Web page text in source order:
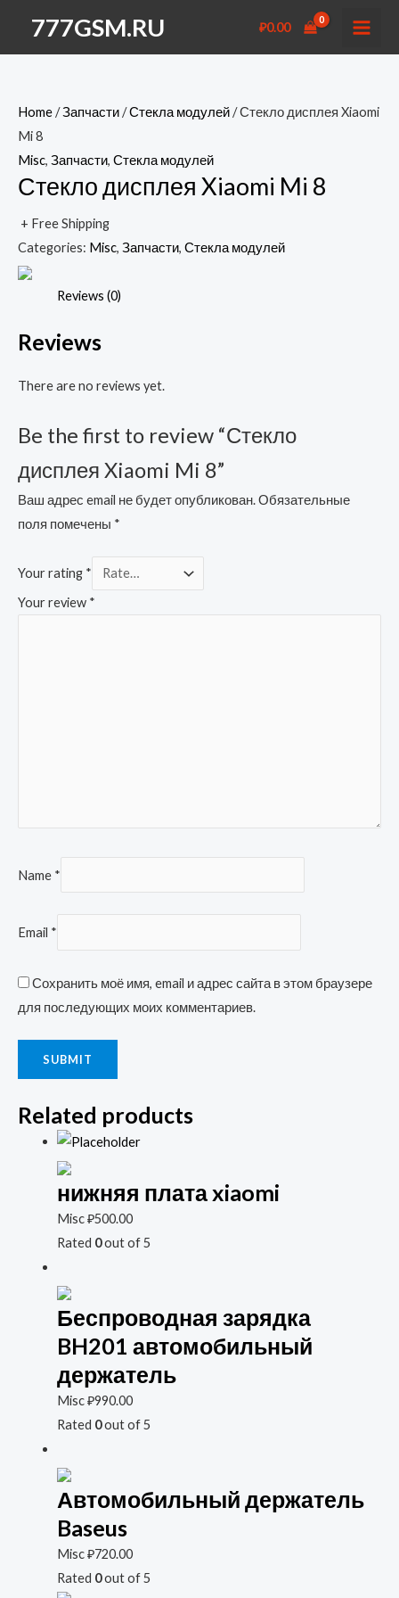
содержимому
777GSM.RU ₽0.00
Home/Запчасти/Стекла модулей/ Стекло дисплея Xiaomi
Mi 8
Misc, Запчасти, Стекла модулей
Стекло дисплея Xiaomi Mi 8
+ Free Shipping
Categories: Misc, Запчасти, Стекла модулей
Reviews (0)
Reviews
There are no reviews yet.
Be the first to review “Стекло
дисплея Xiaomi Mi 8”
Ваш адрес email не будет опубликован.Обязательные
поля помечены *
Your rating *
Your review *
Name *
Email *
Сохранить моё имя, email и адрес сайта в этом браузере
для последующих моих комментариев.
Related products
нижняя плата xiaomi
Misc₽500.00
Rated 0out of 5
Беспроводная зарядка
BH201 автомобильный
держатель
Misc₽990.00
Rated 0out of 5
Автомобильный держатель
Baseus
Misc₽720.00
Rated 0out of 5